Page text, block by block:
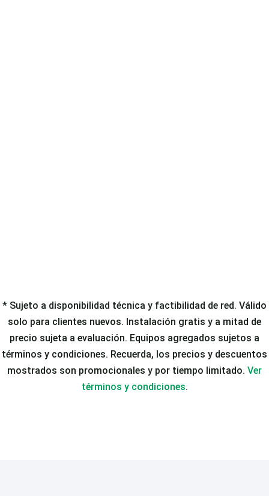
* Sujeto a disponibilidad técnica y factibilidad de red. Válido
solo para clientes nuevos. Instalación gratis y a mitad de
precio sujeta a evaluación. Equipos agregados sujetos a
términos y condiciones. Recuerda, los precios y descuentos
mostrados son promocionales y por tiempo limitado. Ver
términos y condiciones.